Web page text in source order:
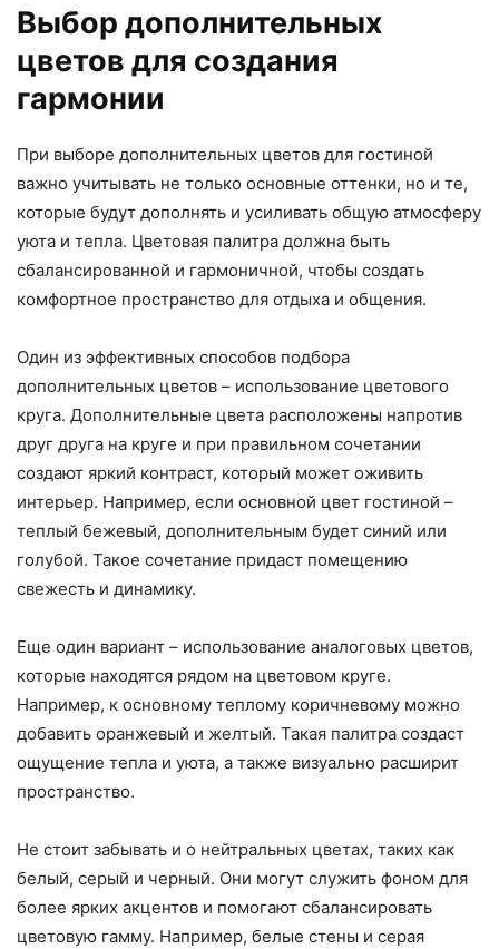
Выбор дополнительных
цветов для создания
гармонии
При выборе дополнительных цветов для гостиной
важно учитывать не только основные оттенки, но и те,
которые будут дополнять и усиливать общую атмосферу
уюта и тепла. Цветовая палитра должна быть
сбалансированной и гармоничной, чтобы создать
комфортное пространство для отдыха и общения.
Один из эффективных способов подбора
дополнительных цветов – использование цветового
круга. Дополнительные цвета расположены напротив
друг друга на круге и при правильном сочетании
создают яркий контраст, который может оживить
интерьер. Например, если основной цвет гостиной –
теплый бежевый, дополнительным будет синий или
голубой. Такое сочетание придаст помещению
свежесть и динамику.
Еще один вариант – использование аналоговых цветов,
которые находятся рядом на цветовом круге.
Например, к основному теплому коричневому можно
добавить оранжевый и желтый. Такая палитра создаст
ощущение тепла и уюта, а также визуально расширит
пространство.
Не стоит забывать и о нейтральных цветах, таких как
белый, серый и черный. Они могут служить фоном для
более ярких акцентов и помогают сбалансировать
цветовую гамму. Например, белые стены и серая